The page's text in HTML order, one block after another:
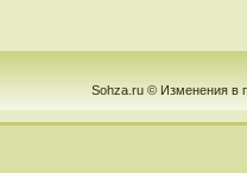
Sohza.ru © Изменения в